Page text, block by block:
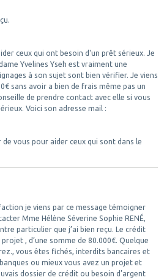
ceux qui ont besoin d'un prêt sérieux. Je
Yvelines Yseh est vraiment une
à son sujet sont bien vérifier. Je viens
sans avoir a bien de frais même pas un
de prendre contact avec elle si vous
Voici son adresse mail :
de vous pour aider ceux qui sont dans le
je viens par ce message témoigner
Mme Hélène Séverine Sophie RENÉ,
particulier que j’ai bien reçu. Le crédit
, d’une somme de 80.000€. Quelque
vous êtes fichés, interdits bancaires et
ou mieux vous avez un projet et
dossier de crédit ou besoin d’argent